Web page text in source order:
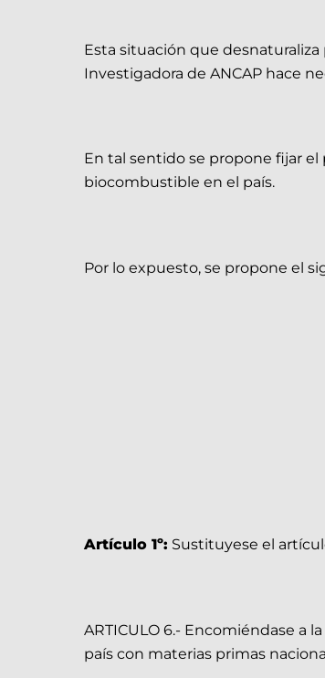
Esta situación que
Investigadora de ANCAP hace
En tal sentido se propone fijar
biocombustible en el país.
Por lo expuesto, se propone el
Artículo 1º: Sustituyese el
ARTICULO 6.- Encomiéndase a
país con materias primas